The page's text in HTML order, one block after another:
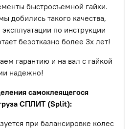
быстросъемной гайки.
добились такого качества,
по инструкции
безотказно более 3х лет!
гарантию и на вал с гайкой
надежно!
самоклеящегося
СПЛИТ (Split):
при балансировке колес